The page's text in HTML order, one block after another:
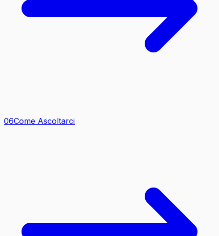
06Come Ascoltarci